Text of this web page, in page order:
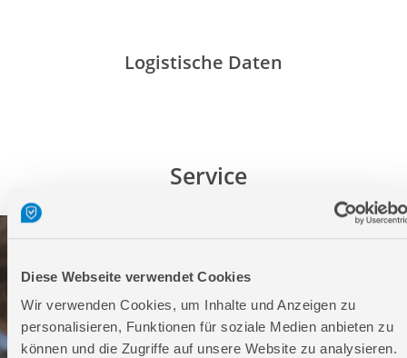
Diese Webseite verwendet Cookies
Wir verwenden Cookies, um Inhalte und Anzeigen zu
personalisieren, Funktionen für soziale Medien anbieten zu
können und die Zugriffe auf unsere Website zu analysieren.
Logistische Daten
Service